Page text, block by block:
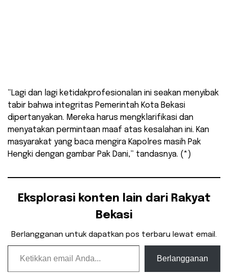
“Lagi dan lagi ketidakprofesionalan ini seakan menyibak
tabir bahwa integritas Pemerintah Kota Bekasi
dipertanyakan. Mereka harus mengklarifikasi dan
menyatakan permintaan maaf atas kesalahan ini. Kan
masyarakat yang baca mengira Kapolres masih Pak
Hengki dengan gambar Pak Dani,” tandasnya. (*)
Eksplorasi konten lain dari Rakyat
Bekasi
Berlangganan untuk dapatkan pos terbaru lewat email.
Ketikkan email Anda...
Berlangganan